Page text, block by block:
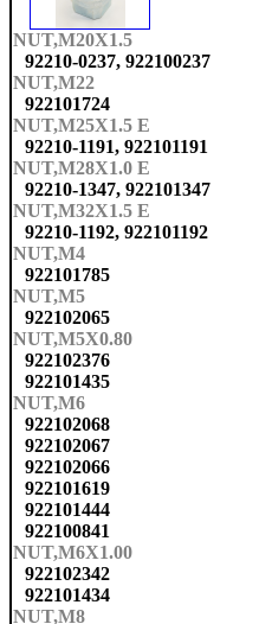
NUT,M20X1.5
92210-0237, 922100237
NUT,M22
922101724
NUT,M25X1.5 E
92210-1191, 922101191
NUT,M28X1.0 E
92210-1347, 922101347
NUT,M32X1.5 E
92210-1192, 922101192
NUT,M4
922101785
NUT,M5
922102065
NUT,M5X0.80
922102376
922101435
NUT,M6
922102068
922102067
922102066
922101619
922101444
922100841
NUT,M6X1.00
922102342
922101434
NUT,M8